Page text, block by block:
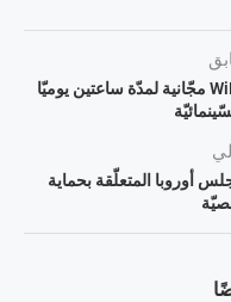
الوكالة التّونسيّة للإنترنت توفّر شبكات WiFi مجّانية لمدّة ساعتين يوميّا
أوروبا المتعلّقة بحماية